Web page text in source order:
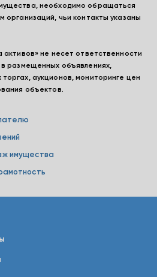
необходимо обращаться
организаций, чьи контакты указаны
активов» не несет ответственности
размещенных объявлениях,
аукционов, мониторинге цен
объектов.
имущества